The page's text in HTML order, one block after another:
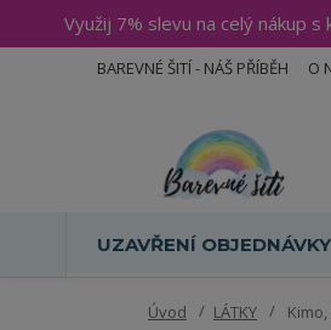
Využij 7% slevu na celý nákup
BAREVNÉ ŠITÍ - NÁŠ PŘÍBĚH O
UZAVŘENÍ OBJEDNÁVKY
Úvod LÁTKY